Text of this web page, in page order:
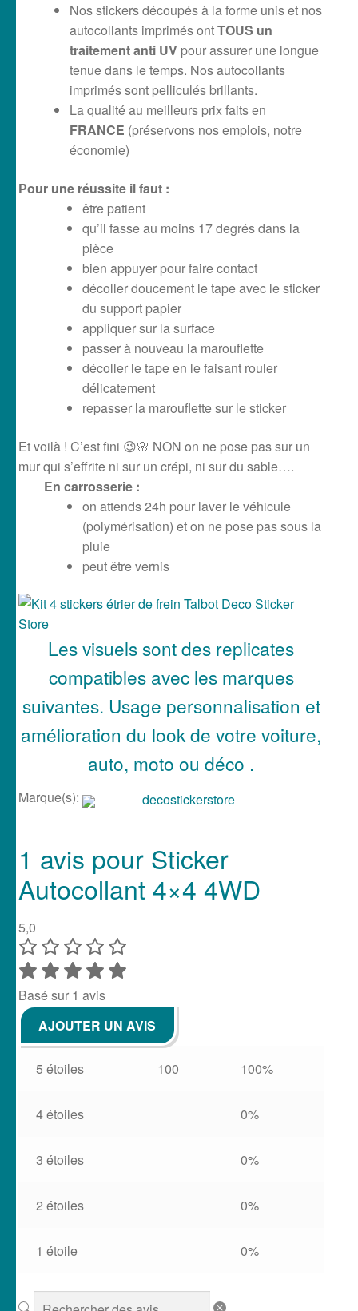
Nos stickers découpés à la forme unis et nos
autocollants imprimés ontTOUS un
traitement anti UVpour assurer une longue
tenue dans le temps. Nos autocollants
imprimés sont pelliculés brillants.
La qualité au meilleurs prix faits en
FRANCE (préservons nos emplois, notre
économie)
Pour une réussite il faut :
être patient
qu’il fasse au moins 17 degrés dans la
pièce
bien appuyer pour faire contact
décoller doucement le tape avec le sticker
du support papier
appliquer sur la surface
passer à nouveau la marouflette
décoller le tape en le faisant rouler
délicatement
repasser la marouflette sur le sticker
Et voilà ! C’est fini 😉🌸 NON on ne pose pas sur un
mur qui s’effrite ni sur un crépi, ni sur du sable….
En carrosserie :
on attends 24h pour laver le véhicule
(polymérisation) et on ne pose pas sous la
pluie
peut être vernis
Les visuels sont des replicates
compatibles avec les marques
suivantes. Usage personnalisation et
amélioration du look de votre voiture,
auto, moto ou déco .
Marque(s): decostickerstore
1 avis pour Sticker
Autocollant 4×4 4WD
5,0
Basé sur 1 avis
AJOUTER UN AVIS
5 étoiles 100 100%
4 étoiles 0%
3 étoiles 0%
2 étoiles 0%
1 étoile 0%